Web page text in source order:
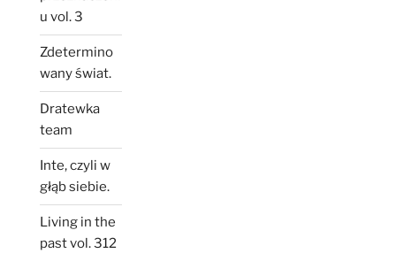
u vol. 3
Zdetermino
wany świat.
Dratewka
team
Inte, czyli w
głąb siebie.
Living in the
past vol. 312